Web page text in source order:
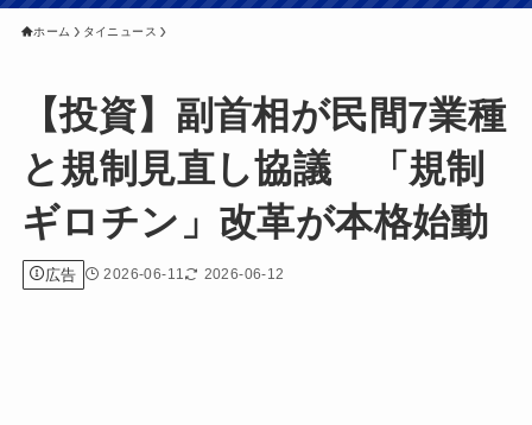
ホーム タイニュース
【投資】副首相が民間7業種
と規制見直し協議 「規制
ギロチン」改革が本格始動
広告 2026-06-11 2026-06-12